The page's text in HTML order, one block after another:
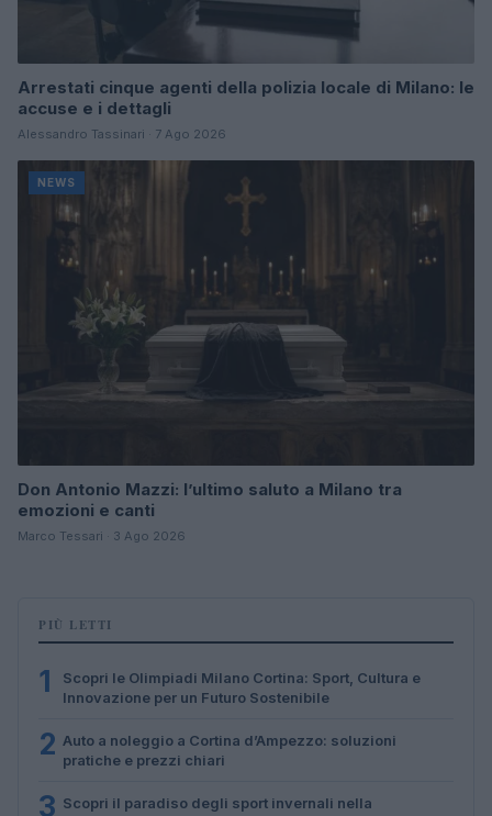
Arrestati cinque agenti della polizia locale di Milano: le
accuse e i dettagli
Alessandro Tassinari · 7 Ago 2026
NEWS
Don Antonio Mazzi: l’ultimo saluto a Milano tra
emozioni e canti
Marco Tessari · 3 Ago 2026
PIÙ LETTI
1
Scopri le Olimpiadi Milano Cortina: Sport, Cultura e
Innovazione per un Futuro Sostenibile
2 Auto a noleggio a Cortina d’Ampezzo: soluzioni
pratiche e prezzi chiari
3 Scopri il paradiso degli sport invernali nella